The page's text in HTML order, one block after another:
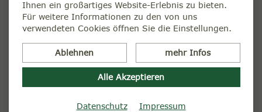
Mit unseremRSS-Feedentgeht Ihnen keine wichtige
Meldung über die Teekampagne, selbst wenn Sie keinen
Internet-Browser geöffnet haben. Sie können unseren
News- und Blog-Feed kostenlos abonnieren(weitere
Informationen in unseren FAQ)
https://www.teekampagne.de/rss.xml
Ihnen ein großartiges Website-Erlebnis zu bieten.
Für weitere Informationen zu den von uns
verwendeten Cookies öffnen Sie die Einstellungen.
Ablehnen mehr Infos
Alle Akzeptieren
Datenschutz Impressum